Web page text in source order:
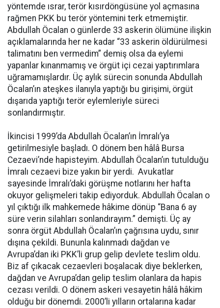
yöntemde ısrar, terör kısırdöngüsüne yol açmasına
rağmen PKK bu terör yöntemini terk etmemiştir.
Abdullah Öcalan o günlerde 33 askerin ölümüne ilişkin
açıklamalarında her ne kadar “33 askerin öldürülmesi
talimatını ben vermedim” demiş olsa da eylemi
yapanlar kınanmamış ve örgüt içi cezai yaptırımlara
uğramamışlardır. Üç aylık sürecin sonunda Abdullah
Öcalan’ın ateşkes ilanıyla yaptığı bu girişimi, örgüt
dışarıda yaptığı terör eylemleriyle süreci
sonlandırmıştır.
İkincisi 1999’da Abdullah Öcalan’ın İmralı’ya
getirilmesiyle başladı. O dönem ben hâlâ Bursa
Cezaevi’nde hapisteyim. Abdullah Öcalan’ın tutulduğu
İmralı cezaevi bize yakın bir yerdi. Avukatlar
sayesinde İmralı’daki görüşme notlarını her hafta
okuyor gelişmeleri takip ediyorduk. Abdullah Öcalan o
yıl çıktığı ilk mahkemede hâkime dönüp “Bana 6 ay
süre verin silahları sonlandırayım.” demişti. Üç ay
sonra örgüt Abdullah Öcalan’ın çağrısına uydu, sınır
dışına çekildi. Bununla kalınmadı dağdan ve
Avrupa’dan iki PKK’li grup gelip devlete teslim oldu.
Biz af çıkacak cezaevleri boşalacak diye beklerken,
dağdan ve Avrupa’dan gelip teslim olanlara da hapis
cezası verildi. O dönem askeri vesayetin hâlâ hâkim
olduğu bir dönemdi. 2000’li yılların ortalarına kadar